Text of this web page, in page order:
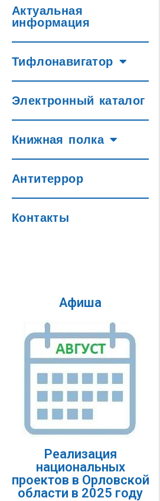
Актуальная
информация
Тифлонавигатор
Электронный каталог
Книжная полка
Антитеррор
Контакты
Афиша
Реализация
национальных
проектов в Орловской
области в 2025 году